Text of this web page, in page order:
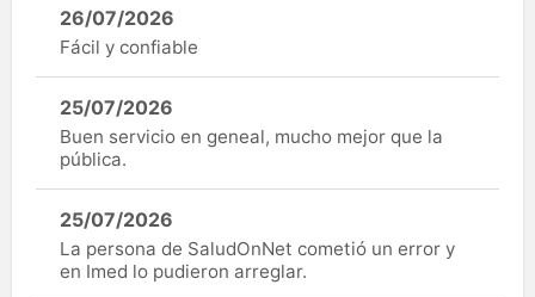
26/07/2026
Fácil y confiable
25/07/2026
Buen servicio en geneal, mucho mejor que la
pública.
25/07/2026
La persona de SaludOnNet cometió un error y
en Imed lo pudieron arreglar.